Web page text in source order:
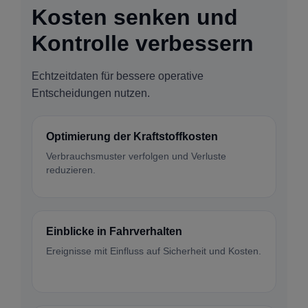
Kosten senken und
Kontrolle verbessern
Echtzeitdaten für bessere operative
Entscheidungen nutzen.
Optimierung der Kraftstoffkosten
Verbrauchsmuster verfolgen und Verluste
reduzieren.
Einblicke in Fahrverhalten
Ereignisse mit Einfluss auf Sicherheit und Kosten.